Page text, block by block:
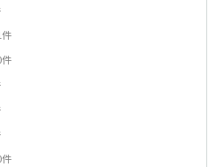
原～京都)
石山駅
南草津駅